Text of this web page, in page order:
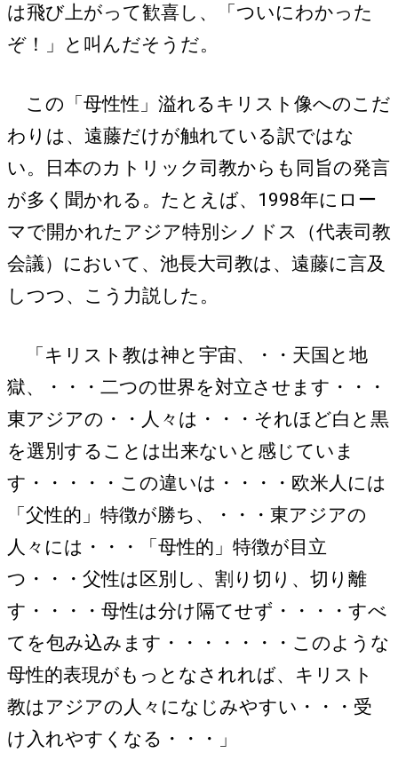
は飛び上がって歓喜し、「ついにわかった
ぞ！」と叫んだそうだ。
この「母性性」溢れるキリスト像へのこだ
わりは、遠藤だけが触れている訳ではな
い。日本のカトリック司教からも同旨の発言
が多く聞かれる。たとえば、1998年にロー
マで開かれたアジア特別シノドス（代表司教
会議）において、池長大司教は、遠藤に言及
しつつ、こう力説した。
「キリスト教は神と宇宙、・・天国と地
獄、・・・二つの世界を対立させます・・・
東アジアの・・人々は・・・それほど白と黒
を選別することは出来ないと感じていま
す・・・・・この違いは・・・・欧米人には
「父性的」特徴が勝ち、・・・東アジアの
人々には・・・「母性的」特徴が目立
つ・・・父性は区別し、割り切り、切り離
す・・・・母性は分け隔てせず・・・・すべ
てを包み込みます・・・・・・・このような
母性的表現がもっとなされれば、キリスト
教はアジアの人々になじみやすい・・・受
け入れやすくなる・・・」